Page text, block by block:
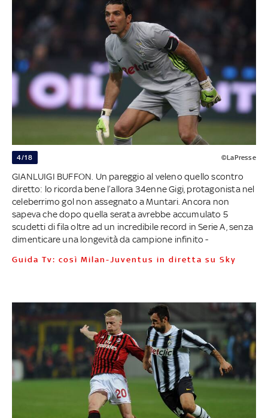
4/18 ©LaPresse
GIANLUIGI BUFFON. Un pareggio al veleno quello scontro
diretto: lo ricorda bene l’allora 34enne Gigi, protagonista nel
celeberrimo gol non assegnato a Muntari. Ancora non
sapeva che dopo quella serata avrebbe accumulato 5
scudetti di fila oltre ad un incredibile record in Serie A, senza
dimenticare una longevità da campione infinito -
Guida Tv: così Milan-Juventus in diretta su Sky